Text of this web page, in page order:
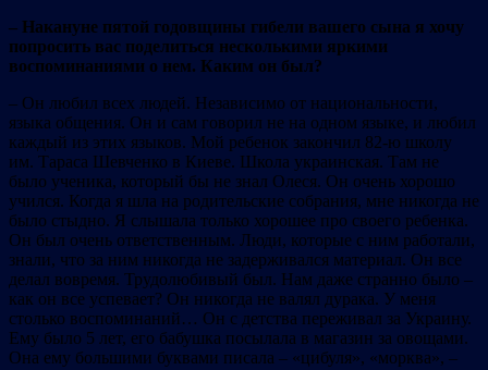
– Накануне пятой годовщины гибели вашего сына я хочу
попросить вас поделиться несколькими яркими
воспоминаниями о нем. Каким он был?
– Он любил всех людей. Независимо от национальности,
языка общения. Он и сам говорил не на одном языке, и любил
каждый из этих языков. Мой ребенок закончил 82-ю школу
им. Тараса Шевченко в Киеве. Школа украинская. Там не
было ученика, который бы не знал Олеся. Он очень хорошо
учился. Когда я шла на родительские собрания, мне никогда не
было стыдно. Я слышала только хорошее про своего ребенка.
Он был очень ответственным. Люди, которые с ним работали,
знали, что за ним никогда не задерживался материал. Он все
делал вовремя. Трудолюбивый был. Нам даже странно было –
как он все успевает? Он никогда не валял дурака. У меня
столько воспоминаний… Он с детства переживал за Украину.
Ему было 5 лет, его бабушка посылала в магазин за овощами.
Она ему большими буквами писала – «цибуля», «морква», –